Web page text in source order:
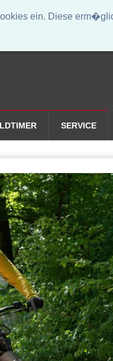
ein. Diese
SERVICE